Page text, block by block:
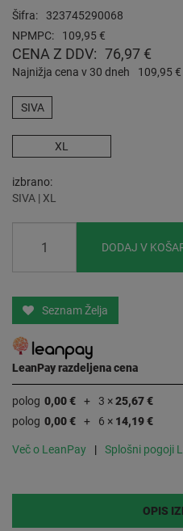
Šifra:
323745290068
NPMPC:
109,95 €
CENA Z DDV: 76,97 €
Najnižja cena v 30 dneh 109,95 €
SIVA
XL
izbrano
SIVA | XL
DODAJ V
Seznam Želja
LeanPay razdeljena cena
polog 0,00 € 3 ×25,67 €
polog 0,00 € 6 × 14,19 €
Več o LeanPay Splošni pogoji
OPIS